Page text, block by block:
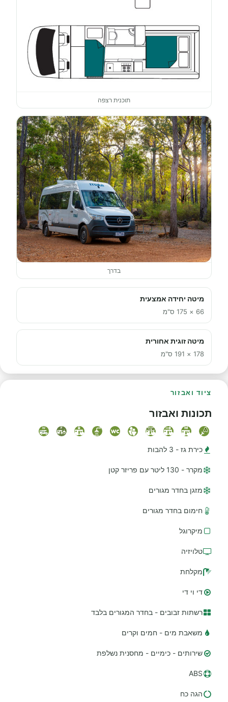
תוכנית רצפה
בדרך
מיטה יחידה אמצעית
66 × 175 ס"מ
מיטה זוגית אחורית
178 × 191 ס"מ
ציוד ואבזור
תכונות ואבזור
כירת גז - 3 להבות
מקרר - 130 ליטר עם פריזר קטן
מזגן בחדר מגורים
חימום בחדר מגורים
מיקרוגל
טלויזיה
מקלחת
די וי די
רשתות זבובים - בחדר המגורים בלבד
משאבת מים - חמים וקרים
שירותים - כימיים - מחסנית נשלפת
ABS
הגה כח